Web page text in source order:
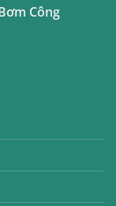
Công